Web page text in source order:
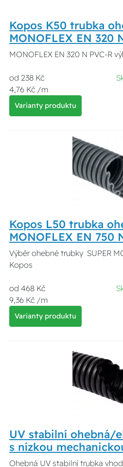
Kopos K50 trubka
MONOFLEX EN 320
MONOFLEX EN 320 N PVC-R
od 238 Kč
4,76 Kč /m
Varianty produktu
Kopos L50 trubka
MONOFLEX EN 750
Výběr ohebné trubky SUPER
Kopos
od 468 Kč
9,36 Kč /m
Varianty produktu
UV stabilní ohebná/
s nízkou
Ohebná UV stabilní trubka